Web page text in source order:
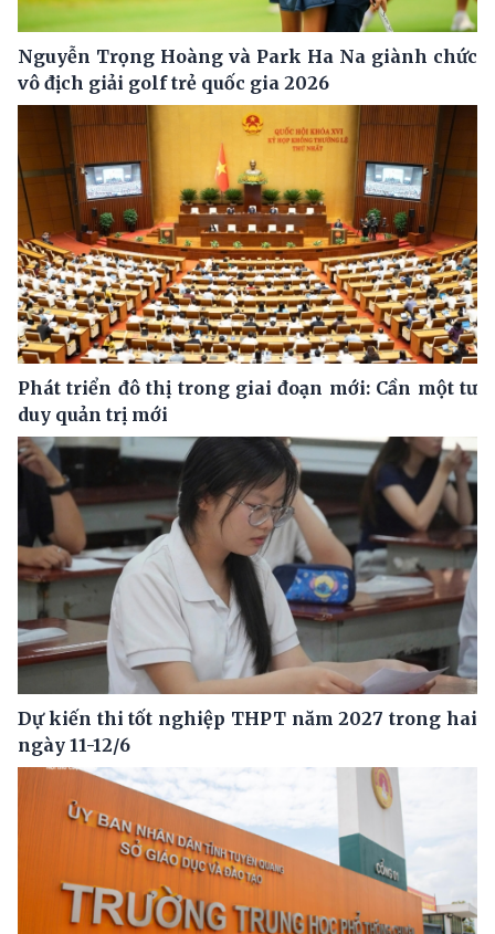
Nguyễn Trọng Hoàng và Park Ha Na giành chức
vô địch giải golf trẻ quốc gia 2026
Phát triển đô thị trong giai đoạn mới: Cần một tư
duy quản trị mới
Dự kiến thi tốt nghiệp THPT năm 2027 trong hai
ngày 11-12/6